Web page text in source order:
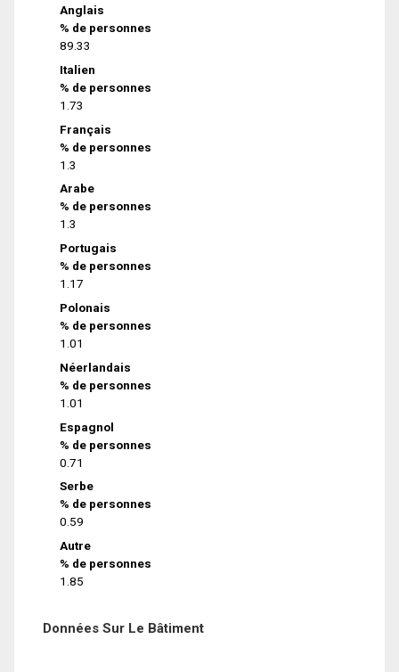
Anglais
% de personnes
89.33
Italien
% de personnes
1.73
Français
% de personnes
1.3
Arabe
% de personnes
1.3
Portugais
% de personnes
1.17
Polonais
% de personnes
1.01
Néerlandais
% de personnes
1.01
Espagnol
% de personnes
0.71
Serbe
% de personnes
0.59
Autre
% de personnes
1.85
Données Sur Le Bâtiment